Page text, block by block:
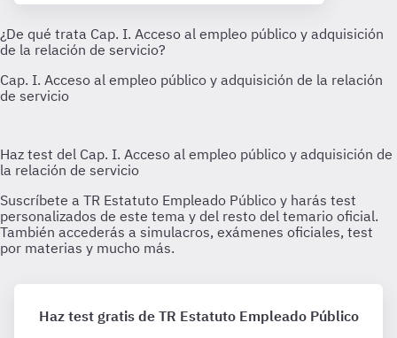
Haz test gratis de TR Estatuto Empleado Público